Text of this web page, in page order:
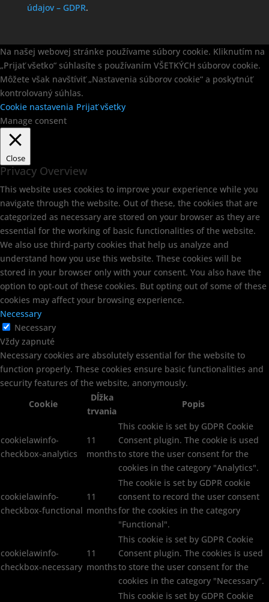
údajov – GDPR.
Na našej webovej stránke používame súbory cookie. Kliknutím na
„Prijať všetko“ súhlasíte s používaním VŠETKÝCH súborov cookie.
Môžete však navštíviť „Nastavenia súborov cookie“ a poskytnúť
kontrolovaný súhlas.
Cookie nastavenia Prijať všetky
Manage consent
Close
Privacy Overview
This website uses cookies to improve your experience while you
navigate through the website. Out of these, the cookies that are
categorized as necessary are stored on your browser as they are
essential for the working of basic functionalities of the website.
We also use third-party cookies that help us analyze and
understand how you use this website. These cookies will be
stored in your browser only with your consent. You also have the
option to opt-out of these cookies. But opting out of some of these
cookies may affect your browsing experience.
Necessary
Necessary
Vždy zapnuté
Necessary cookies are absolutely essential for the website to
function properly. These cookies ensure basic functionalities and
security features of the website, anonymously.
Cookie
Dĺžka
trvania
Popis
cookielawinfo-
checkbox-analytics
11
months
This cookie is set by GDPR Cookie
Consent plugin. The cookie is used
to store the user consent for the
cookies in the category "Analytics".
cookielawinfo-
checkbox-functional
11
months
The cookie is set by GDPR cookie
consent to record the user consent
for the cookies in the category
"Functional".
cookielawinfo-
checkbox-necessary
11
months
This cookie is set by GDPR Cookie
Consent plugin. The cookies is used
to store the user consent for the
cookies in the category "Necessary".
This cookie is set by GDPR Cookie